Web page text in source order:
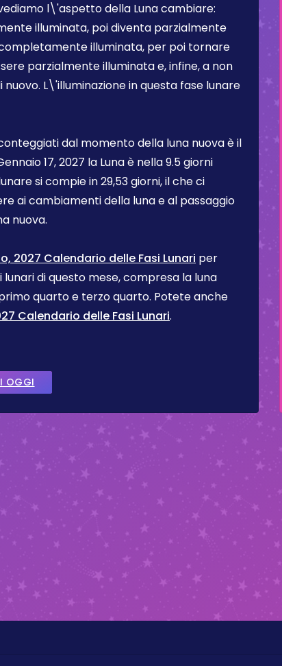
l\'aspetto della Luna cambiare:
illuminata, poi diventa parzialmente
illuminata, per poi tornare
parzialmente illuminata e, infine, a non
nuovo. L\'illuminazione in questa fase lunare
dal momento della luna nuova è il
17, 2027 la Luna è nella9.5 giorni
si compie in 29,53 giorni, il che ci
ai cambiamenti della luna e al passaggio
nuova.
2027 Calendario delle Fasi Lunari per
di questo mese, compresa la luna
quarto e terzo quarto. Potete anche
Calendario delle Fasi Lunari.
OGGI